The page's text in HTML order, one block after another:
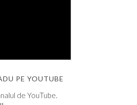
PE YOUTUBE
de YouTube.